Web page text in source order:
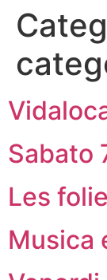
Sabato
Les
Musica